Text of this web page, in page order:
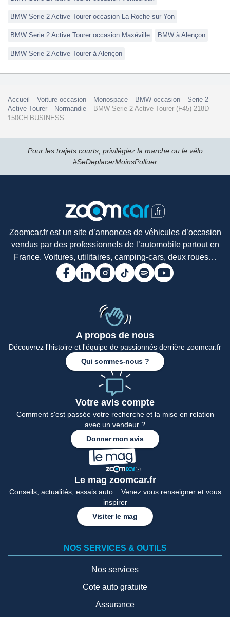
BMW Serie 2 Active Tourer occasion La Roche-sur-Yon
BMW Serie 2 Active Tourer occasion Maxéville BMW à Alençon
BMW Serie 2 Active Tourer à Alençon
Accueil Voiture occasion Monospace BMW occasion
Serie 2
Active Tourer
Normandie
BMW Serie 2 Active Tourer (F45) 218D
150CH BUSINESS
Pour les trajets courts, privilégiez la marche ou le vélo
#SeDeplacerMoinsPolluer
Zoomcar.fr est un site d’annonces de véhicules d’occasion
vendus par des professionnels de l’automobile partout en
France. Voitures, utilitaires, camping-cars, deux roues…
A propos de nous
Découvrez l'histoire et l'équipe de passionnés derrière zoomcar.fr
Qui sommes-nous ?
Votre avis compte
Comment s'est passée votre recherche et la mise en relation
avec un vendeur ?
Donner mon avis
Le mag zoomcar.fr
Conseils, actualités, essais auto... Venez vous renseigner et vous
inspirer
Visiter le mag
NOS SERVICES & OUTILS
Nos services
Cote auto gratuite
Assurance